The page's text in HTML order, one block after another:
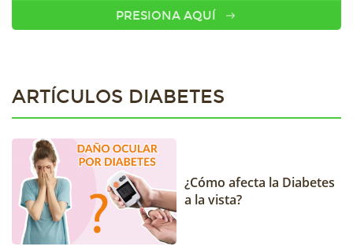
PRESIONA AQUÍ
ARTÍCULOS DIABETES
¿Cómo afecta la Diabetes
a la vista?